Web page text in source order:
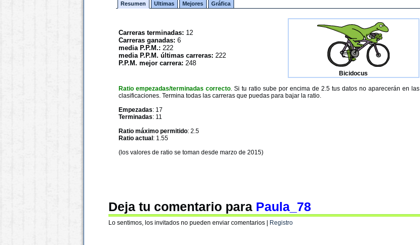
Resumen Ultimas Mejores Gráfica
Carreras terminadas: 12
Carreras ganadas: 6
media P.P.M.: 222
media P.P.M. últimas carreras: 222
P.P.M. mejor carrera: 248
Bicidocus
Ratio empezadas/terminadas correcto. Si tu ratio sube por encima de 2.5 tus datos no aparecerán en las
clasificaciones. Termina todas las carreras que puedas para bajar la ratio.
Empezadas: 17
Terminadas: 11
Ratio máximo permitido: 2.5
Ratio actual : 1.55
(los valores de ratio se toman desde marzo de 2015)
Deja tu comentario para Paula_78
Lo sentimos, los invitados no pueden enviar comentarios | Registro